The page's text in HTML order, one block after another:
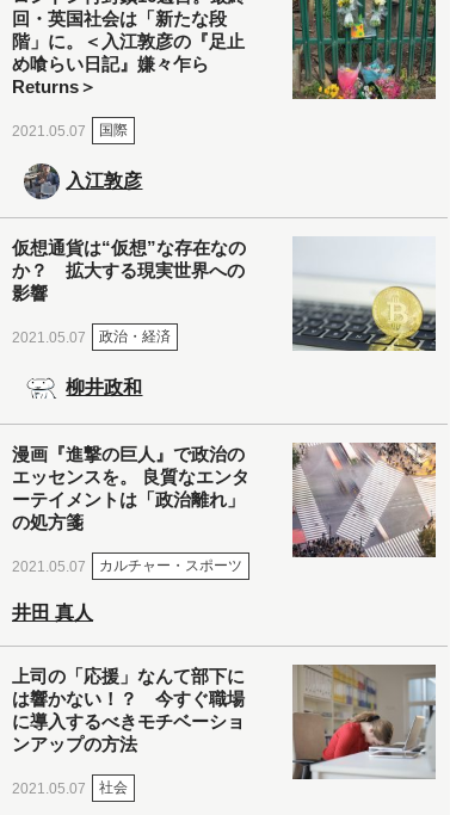
回・英国社会は「新たな段
階」に。＜入江敦彦の『足止
め喰らい日記』嫌々乍ら
Returns＞
2021.05.07 国際
入江敦彦
仮想通貨は“仮想”な存在なの
か？ 拡大する現実世界への
影響
2021.05.07 政治・経済
柳井政和
漫画『進撃の巨人』で政治の
エッセンスを。 良質なエンタ
ーテイメントは「政治離れ」
の処方箋
2021.05.07 カルチャー・スポーツ
井田 真人
上司の「応援」なんて部下に
は響かない！？ 今すぐ職場
に導入するべきモチベーショ
ンアップの方法
2021.05.07 社会